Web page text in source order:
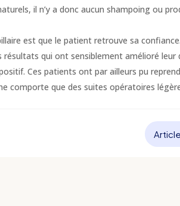
il n’y a donc aucun shampoing ou
est que le patient retrouve sa
qui ont sensiblement amélioré leur
Ces patients ont par ailleurs pu
comporte que des suites opératoires